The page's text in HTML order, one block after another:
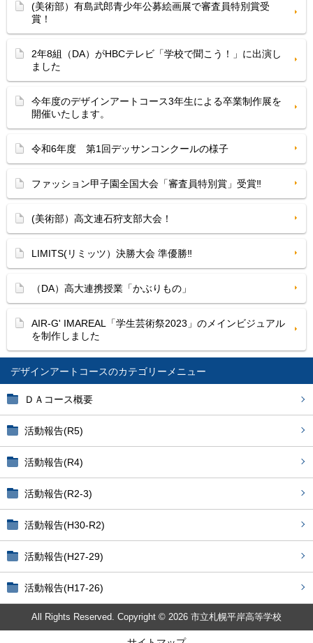
デザインアートコース
ＤＡコース概要
活動報告(R5)
活動報告(R4)
活動報告(R2-3)
活動報告(H30-R2)
活動報告(H27-29)
活動報告(H17-26)
(美術部）有島武郎青少年公募絵画展で審査員特別賞受
賞！
2年8組（DA）がHBCテレビ「学校で聞こう！」に出演し
ました
今年度のデザインアートコース3年生による卒業制作展を
開催いたします。
令和6年度 第1回デッサンコンクールの様子
ファッション甲子園全国大会「審査員特別賞」受賞‼
(美術部）高文連石狩支部大会！
LIMITS(リミッツ）決勝大会 準優勝‼
（DA）高大連携授業「かぶりもの」
AIR-G' IMAREAL「学生芸術祭2023」のメインビジュアル
を制作しました
All Rights Reserved. Copyright © 2026 市立札幌平岸高等学校